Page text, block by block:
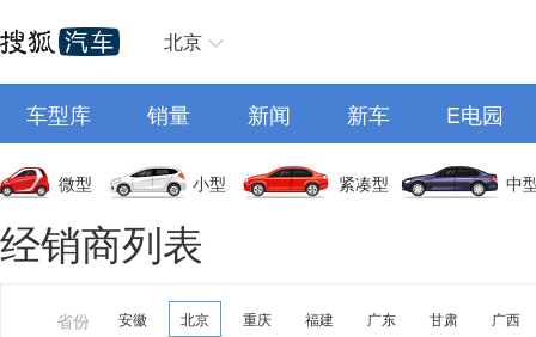
北京
车型库 销量 新闻 新车 E电园
微型 小型 紧凑型 中
经销商列表
省份 安徽 北京 重庆 福建 广东 甘肃
广西